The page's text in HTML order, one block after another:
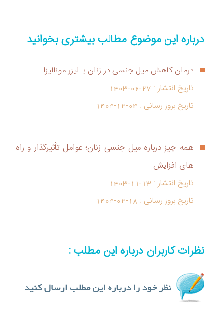
درباره این موضوع مطالب بیشتری بخوانید
درمان کاهش میل جنسی در زنان با لیزر مونالیزا
تاریخ انتشار : 1403-06-27
تاریخ بروز رسانی : 1404-12-04
همه چیز درباره میل جنسی زنان؛ عوامل تأثیرگذار و راه
های افزایش
تاریخ انتشار : 1403-11-13
تاریخ بروز رسانی : 1404-02-18
نظرات کاربران درباره این مطلب :